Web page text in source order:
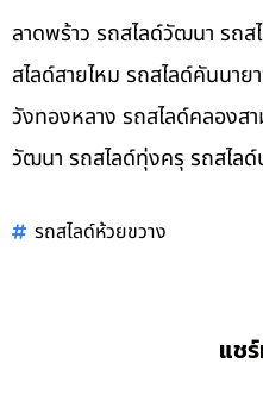
ลาดพร้าว รถสไลด์วัฒนา รถ
สไลด์สายไหม รถสไลด์คันนา
วังทองหลาง รถสไลด์คลองส
วัฒนา รถสไลด์ทุ่งครุ รถสไล
รถสไลด์ห้วยขวาง
แช